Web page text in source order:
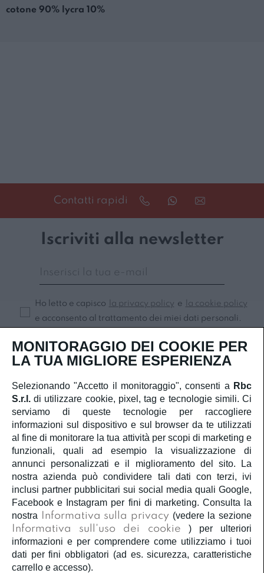
cotone 90% lycra 10%
Contatti rapidi
Iscriviti alla newsletter
Ho letto e capisco la privacy policy e
la cookie policy
e acconsento al trattamento dei miei dati personali.
Iscriviti
SERVIZIO CLIENTI
ACCOUNT
CORPORATE
INFORMAZIONI LEGALI
SEGUICI
MONITORAGGIO DEI COOKIE PER
LA TUA MIGLIORE ESPERIENZA
Selezionando "Accetto il monitoraggio", consenti a Rbc
S.r.l. di utilizzare cookie, pixel, tag e tecnologie simili. Ci
serviamo di queste tecnologie per raccogliere
informazioni sul dispositivo e sul browser da te utilizzati
al fine di monitorare la tua attività per scopi di marketing e
funzionali, quali ad esempio la visualizzazione di
annunci personalizzati e il miglioramento del sito. La
nostra azienda può condividere tali dati con terzi, ivi
inclusi partner pubblicitari sui social media quali Google,
Facebook e Instagram per fini di marketing. Consulta la
nostra
Informativa sulla privacy (vedere la sezione
Informativa sull'uso dei cookie
) per ulteriori
informazioni e per comprendere come utilizziamo i tuoi
dati per fini obbligatori (ad es. sicurezza, caratteristiche
carrello e accesso).